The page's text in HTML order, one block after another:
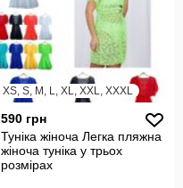
XS, S, M, L, XL, XXL, XXXL
590 грн
Туніка жіноча Легка пляжна
жіноча туніка у трьох
розмірах